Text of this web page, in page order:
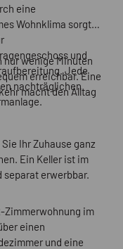
eine
Wohnklima sorgt.
und
Jede
nachträglichen
nur wenige Minuten
erreichbar. Eine
macht den Alltag
Ihr Zuhause ganz
Ein Keller ist im
separat erwerbbar.
Zimmerwohnung im
einen
und eine